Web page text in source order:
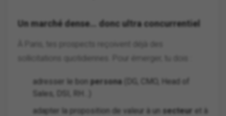
Un marché dense… donc ultra concurrentiel
À Paris, tes prospects reçoivent déjà des
adresser le bon persona (DG, CMO, Head of
Sales, DSI, RH…)
adapter la proposition de valeur à un secteur et à